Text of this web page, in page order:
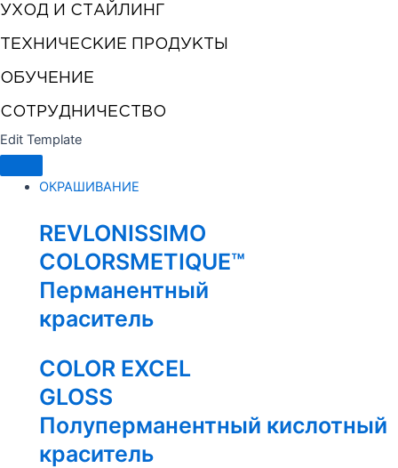
УХОД И СТАЙЛИНГ
ТЕХНИЧЕСКИЕ ПРОДУКТЫ
ОБУЧЕНИЕ
СОТРУДНИЧЕСТВО
Edit Template
ОКРАШИВАНИЕ
REVLONISSIMO
COLORSMETIQUE™
Перманентный
краситель
COLOR EXCEL
GLOSS
Полуперманентный кислотный
краситель